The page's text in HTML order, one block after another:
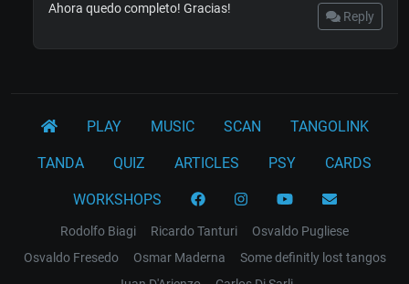
Reply
Ahora quedo completo! Gracias!
PLAY MUSIC SCAN TANGOLINK
TANDA QUIZ ARTICLES PSY CARDS
WORKSHOPS
Rodolfo Biagi Ricardo Tanturi
Osvaldo Pugliese
Osvaldo Fresedo
Osmar Maderna
Some definitly lost tangos